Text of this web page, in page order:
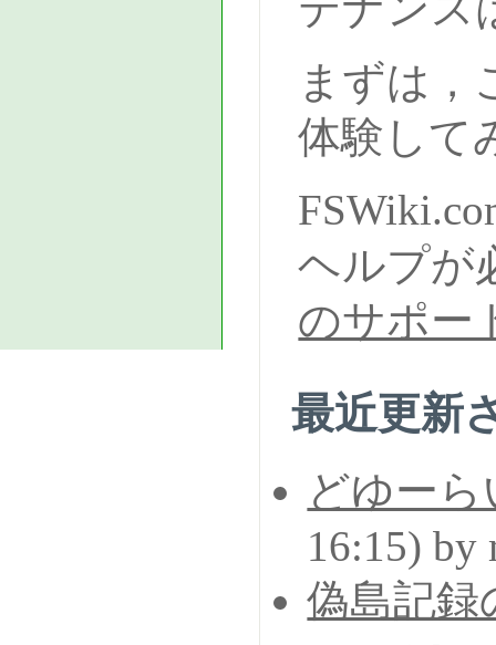
まずは，
体験して
ヘルプが
のサポー
最近更新
どゆー
16:15) by
偽島記録